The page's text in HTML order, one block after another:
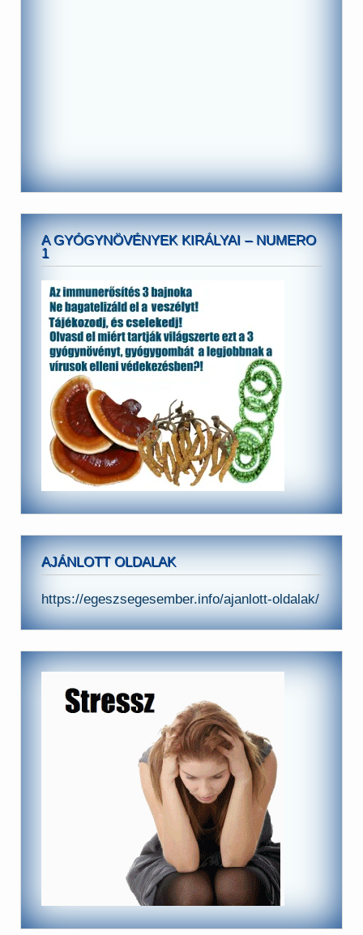
A GYÓGYNÖVÉNYEK KIRÁLYAI – NUMERO
1
AJÁNLOTT OLDALAK
https://egeszsegesember.info/ajanlott-oldalak/